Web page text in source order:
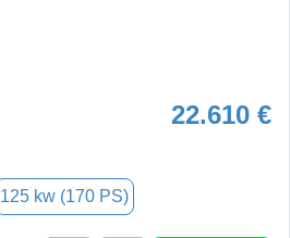
22.610 €
125 kw (170 PS)